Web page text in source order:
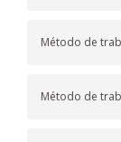
Método de
Método de